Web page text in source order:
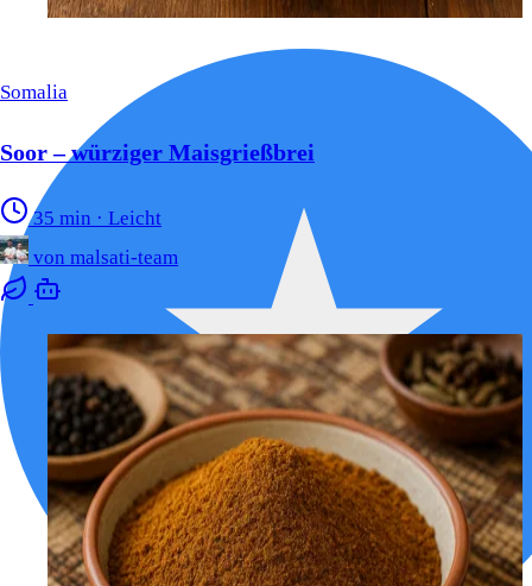
Somalia
Soor – würziger Maisgrießbrei
35 min · Leicht
von malsati-team